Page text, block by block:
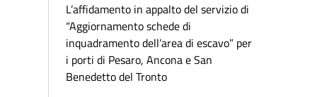
L’affidamento in appalto del servizio di
“Aggiornamento schede di
inquadramento dell’area di escavo” per
i porti di Pesaro, Ancona e San
Benedetto del Tronto